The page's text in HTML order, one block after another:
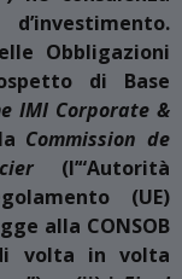
Obbligazioni
di Base
IMI Corporate &
Commission de
(l’“Autorità
(UE)
alla CONSOB
volta in volta